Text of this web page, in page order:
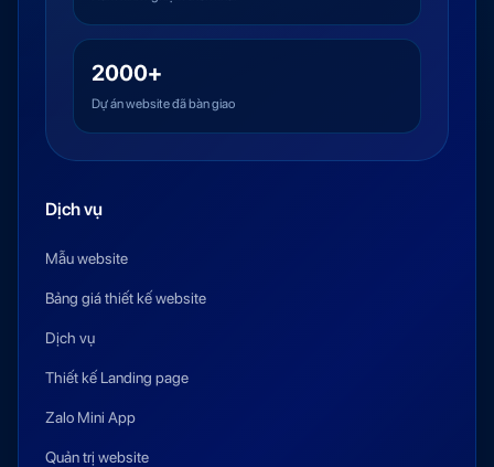
2000+
Dự án website đã bàn giao
Dịch vụ
Mẫu website
Bảng giá thiết kế website
Dịch vụ
Thiết kế Landing page
Zalo Mini App
Quản trị website